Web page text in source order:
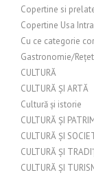
Copertine si
Copertine Usa
Cu ce categorie
Gastronomie/
CULTURĂ
CULTURĂ ȘI ARTĂ
Cultură și istorie
CULTURĂ ȘI
CULTURĂ ȘI
CULTURĂ ȘI
CULTURĂ ȘI